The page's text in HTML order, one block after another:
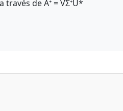
de A⁺ = VΣ⁺U*